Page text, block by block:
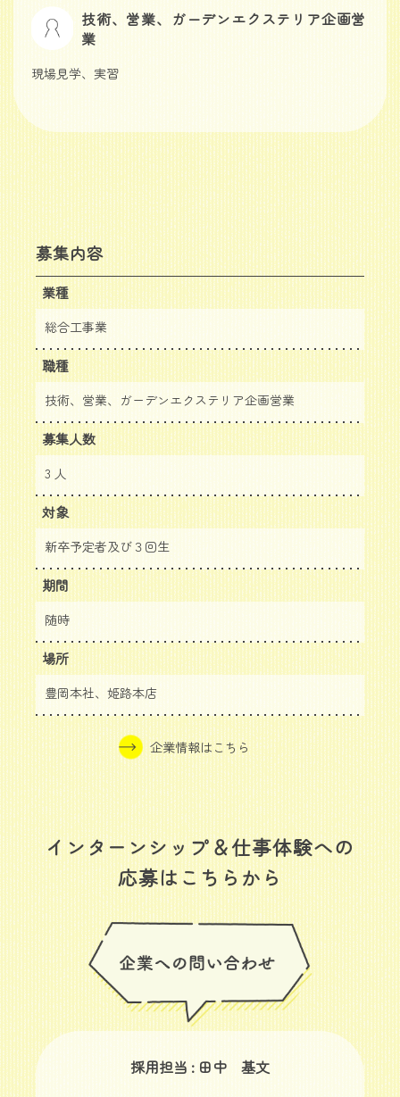
技術、営業、ガーデンエクステリア企画営
業
現場見学、実習
募集内容
業種
総合工事業
職種
技術、営業、ガーデンエクステリア企画営業
募集人数
3 人
対象
新卒予定者及び３回生
期間
随時
場所
豊岡本社、姫路本店
企業情報はこちら
インターンシップ＆仕事体験への
応募はこちらから
採用担当 : 田中 基文